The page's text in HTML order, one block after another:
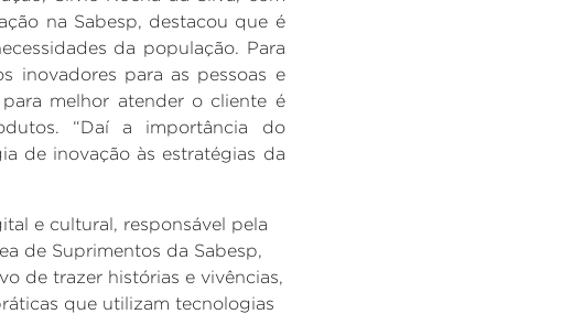
na Sabesp, destacou que é
da população. Para
inovadores para as pessoas e
melhor atender o cliente é
“Daí a importância do
de inovação às estratégias da
e cultural, responsável pela
de Suprimentos da Sabesp,
de trazer histórias e vivências,
que utilizam tecnologias